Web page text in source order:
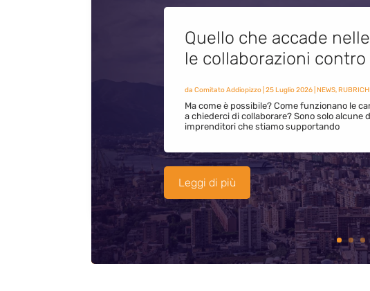
Quello che accade
le collaborazioni
da Comitato Addiopizzo| 25 Luglio 2026| NEWS,
Ma come è possibile? Come funzionano le
a chiederci di collaborare? Sono solo alcune
imprenditori che stiamo supportando
Leggi di più